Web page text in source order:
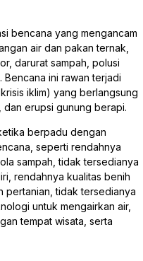
bencana yang mengancam
air dan pakan ternak,
darurat sampah, polusi
ini rawan terjadi
iklim) yang berlangsung
dan erupsi gunung berapi.
berpadu dengan
seperti rendahnya
sampah, tidak tersedianya
rendahnya kualitas benih
pertanian, tidak tersedianya
untuk mengairkan air,
tempat wisata, serta